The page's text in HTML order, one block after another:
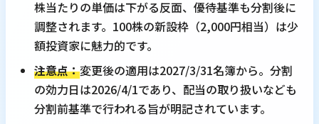
株当たりの単価は下がる反面、優待基準も分割後に
調整されます。100株の新設枠（2,000円相当）は少
額投資家に魅力的です。
注意点：変更後の適用は2027/3/31名簿から。分割
の効力日は2026/4/1であり、配当の取り扱いなども
分割前基準で行われる旨が明記されています。